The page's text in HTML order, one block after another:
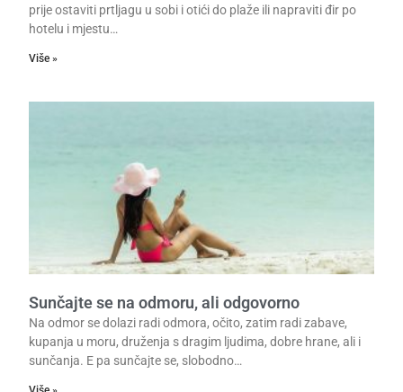
prije ostaviti prtljagu u sobi i otići do plaže ili napraviti đir po
hotelu i mjestu…
Više »
Sunčajte se na odmoru, ali odgovorno
Na odmor se dolazi radi odmora, očito, zatim radi zabave,
kupanja u moru, druženja s dragim ljudima, dobre hrane, ali i
sunčanja. E pa sunčajte se, slobodno…